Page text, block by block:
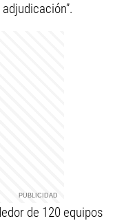
de 120 equipos